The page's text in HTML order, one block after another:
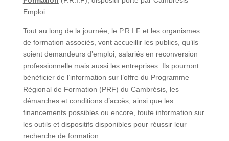
Emploi.
Tout au long de la journée, le P.R.I.F et les organismes
de formation associés, vont accueillir les publics, qu’ils
soient demandeurs d’emploi, salariés en reconversion
professionnelle mais aussi les entreprises. Ils pourront
bénéficier de l’information sur l’offre du Programme
Régional de Formation (PRF) du Cambrésis, les
démarches et conditions d’accès, ainsi que les
financements possibles ou encore, toute information sur
les outils et dispositifs disponibles pour réussir leur
recherche de formation.